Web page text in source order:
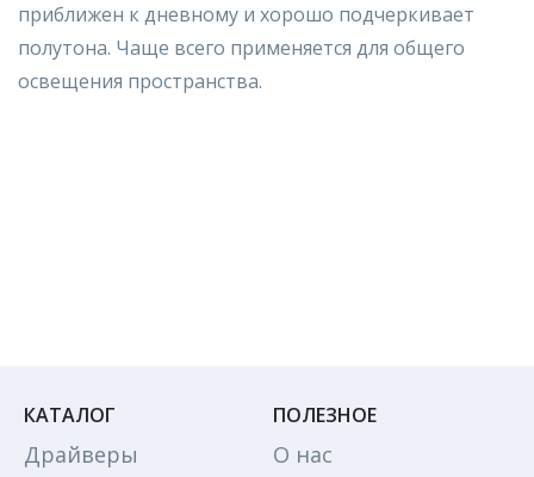
приближен к дневному и хорошо подчеркивает
полутона. Чаще всего применяется для общего
освещения пространства.
КАТАЛОГ
Драйверы
ПОЛЕЗНОЕ
О нас